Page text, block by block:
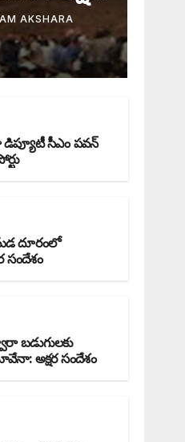
AKSHARA
సీఎం పవన్
దూరంలో
సందేశం
బడుగులకు
అక్షర సందేశం